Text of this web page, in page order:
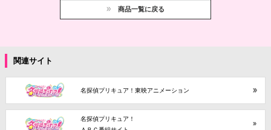
商品一覧に戻る
関連サイト
名探偵プリキュア！東映アニメーション
名探偵プリキュア！